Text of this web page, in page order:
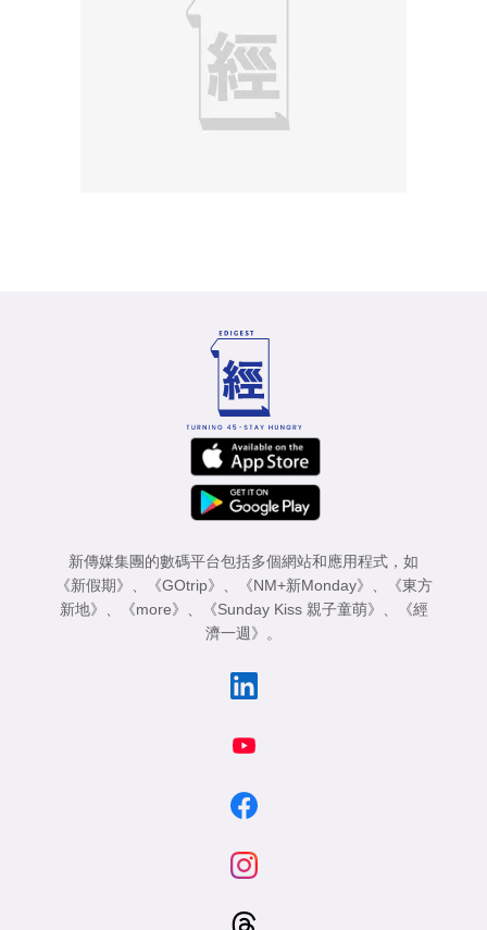
新傳媒集團的數碼平台包括多個網站和應用程式，如
《新假期》 、 《GOtrip》 、 《NM+新Monday》 、
《東方
新地》 、 《more》 、 《Sunday Kiss 親子童萌》 、
《經
濟一週》 。